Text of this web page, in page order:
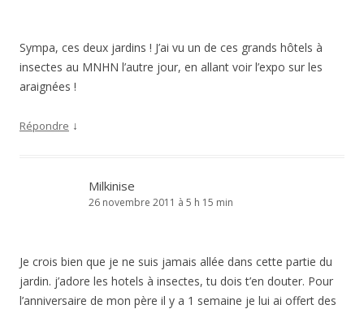
Sympa, ces deux jardins ! J’ai vu un de ces grands hôtels à
insectes au MNHN l’autre jour, en allant voir l’expo sur les
araignées !
Répondre ↓
Milkinise
26 novembre 2011 à 5 h 15 min
Je crois bien que je ne suis jamais allée dans cette partie du
jardin. j’adore les hotels à insectes, tu dois t’en douter. Pour
l’anniversaire de mon père il y a 1 semaine je lui ai offert des